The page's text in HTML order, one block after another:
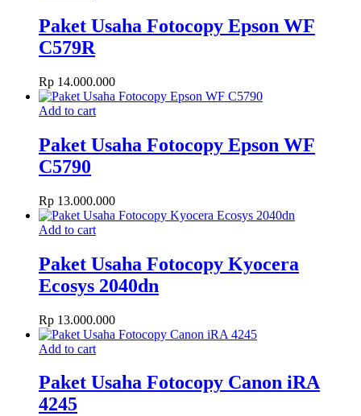
Paket Usaha Fotocopy Epson WF
C579R
Rp 14.000.000
Add to cart
Paket Usaha Fotocopy Epson WF
C5790
Rp 13.000.000
Add to cart
Paket Usaha Fotocopy Kyocera
Ecosys 2040dn
Rp 13.000.000
Add to cart
Paket Usaha Fotocopy Canon iRA
4245